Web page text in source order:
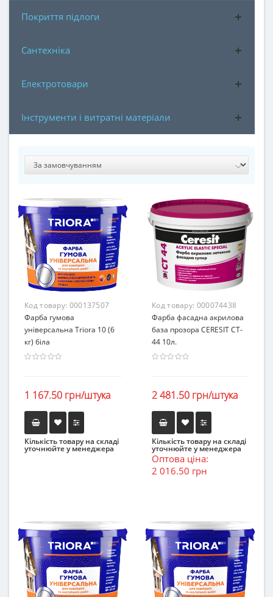
Покриття підлоги
Сантехніка
Електротовари
Інструменти і витратні матеріали
Код товару: 000137507
Фарба гумова
універсальна Triora 10 (6
кг) біла
1 167.50 грн/штука
Кількість товару на складі
уточнюйте у менеджера
Код товару: 000074438
Фарба фасадна акрилова
база прозора CERESIT CT-
44 10л.
2 481.50 грн/штука
Кількість товару на складі
уточнюйте у менеджера
Оптова ціна:
2 016.50 грн